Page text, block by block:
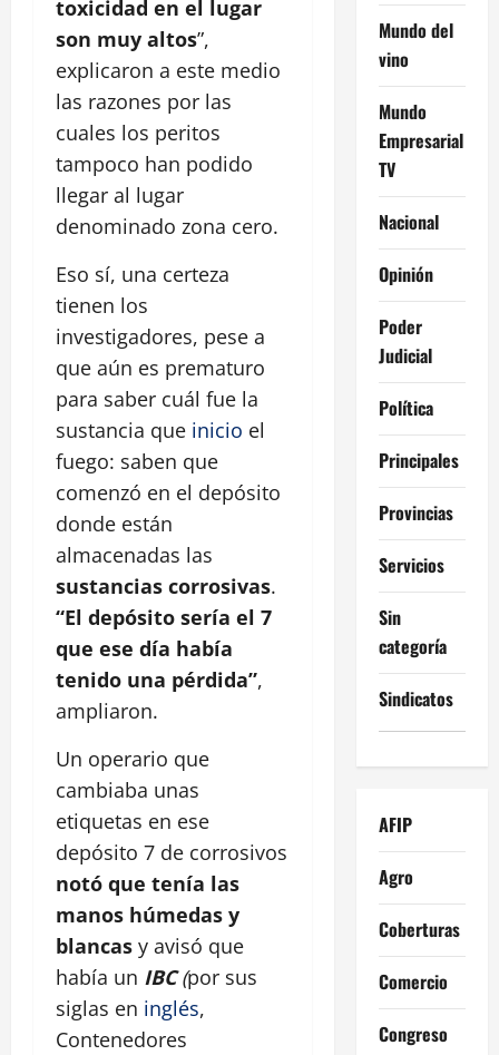
toxicidad en el lugar
son muy altos”,
explicaron a este medio
las razones por las
cuales los peritos
tampoco han podido
llegar al lugar
denominado zona cero.
Eso sí, una certeza
tienen los
investigadores, pese a
que aún es prematuro
para saber cuál fue la
sustancia que inicio el
fuego: saben que
comenzó en el depósito
donde están
almacenadas las
sustancias corrosivas.
“El depósito sería el 7
que ese día había
tenido una pérdida”,
ampliaron.
Un operario que
cambiaba unas
etiquetas en ese
depósito 7 de corrosivos
notó que tenía las
manos húmedas y
blancas y avisó que
había un IBC(por sus
siglas en inglés,
Contenedores
Mundo del
vino
Mundo
Empresarial
TV
Nacional
Opinión
Poder
Judicial
Política
Principales
Provincias
Servicios
Sin
categoría
Sindicatos
AFIP
Agro
Coberturas
Comercio
Congreso